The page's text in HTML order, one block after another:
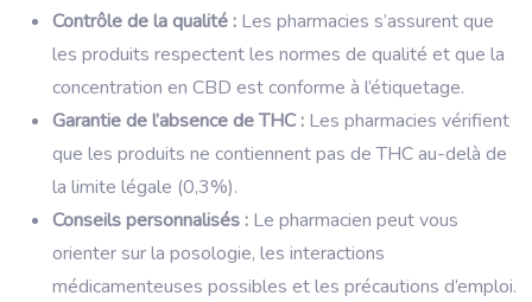
Contrôle de la qualité : Les pharmacies s’assurent que
les produits respectent les normes de qualité et que la
concentration en CBD est conforme à l’étiquetage.
Garantie de l’absence de THC : Les pharmacies vérifient
que les produits ne contiennent pas de THC au-delà de
la limite légale (0,3%).
Conseils personnalisés : Le pharmacien peut vous
orienter sur la posologie, les interactions
médicamenteuses possibles et les précautions d’emploi.